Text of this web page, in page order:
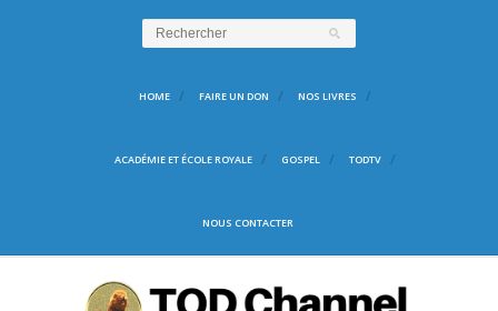
HOME FAIRE UN DON NOS LIVRES
ACADÉMIE ET ÉCOLE ROYALE GOSPEL TODTV
NOUS CONTACTER